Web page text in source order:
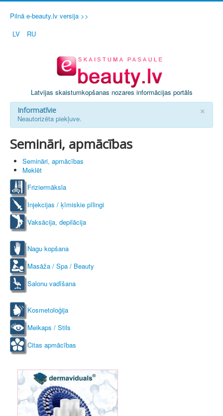
Pilnā e-beauty.lv versija >>
LV
RU
Latvijas skaistumkopšanas nozares informācijas portāls
×
Informatīvie
Neautorizēta piekļuve.
Semināri, apmācības
Semināri, apmācības
Meklēt
Friziermāksla
Injekcijas / ķīmiskie pīlingi
Vaksācija, depilācija
Nagu kopšana
Masāža / Spa / Beauty
Salonu vadīšana
Kosmetoloģija
Meikaps / Stils
Citas apmācības